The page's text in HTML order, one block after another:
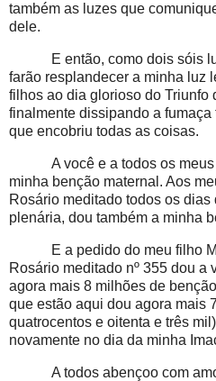
também as luzes que
dele.
E então, como dois sóis
farão resplandecer a minha luz
filhos ao dia glorioso do Triunfo
finalmente dissipando a
que encobriu todas as coisas.
A você e a todos os
minha benção maternal. Aos
Rosário meditado todos os
plenária, dou também a minha
E a pedido do meu filho
Rosário meditado nº 355 dou a
agora mais 8 milhões de
que estão aqui dou agora mais
quatrocentos e oitenta e três
novamente no dia da minha
A todos abençoo com